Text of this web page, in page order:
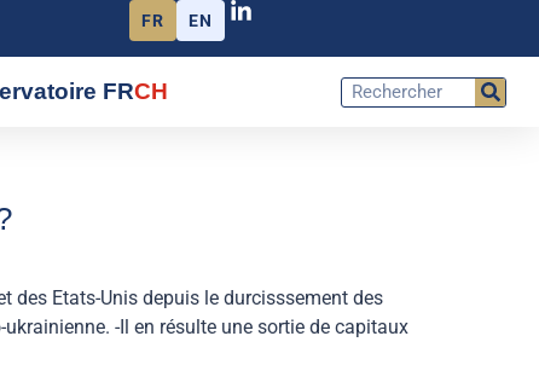
FR EN
FRCH
des Etats-Unis depuis le durcisssement des
-Il en résulte une sortie de capitaux